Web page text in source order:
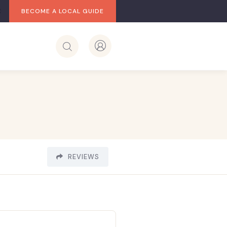
BECOME A LOCAL GUIDE
REVIEWS